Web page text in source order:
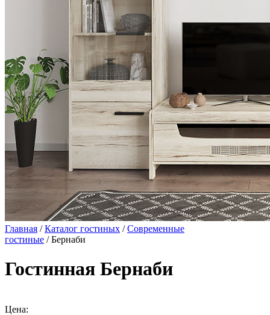
Главная /Каталог гостиных /Современные
гостиные / Бернаби
Гостинная Бернаби
Цена: